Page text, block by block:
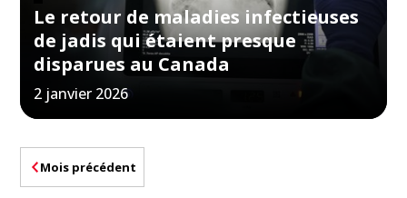
Le retour de maladies infectieuses
de jadis qui étaient presque
disparues au Canada
2 janvier 2026
Mois précédent